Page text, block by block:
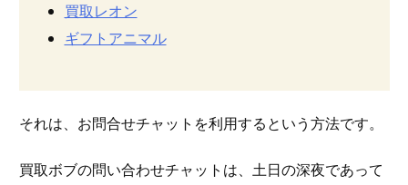
買取レオン
ギフトアニマル
それは、お問合せチャットを利用するという方法です。
買取ボブの問い合わせチャットは、土日の深夜であって